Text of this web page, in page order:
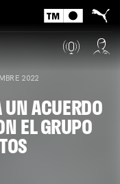
2022
ACUERDO
EL GRUPO